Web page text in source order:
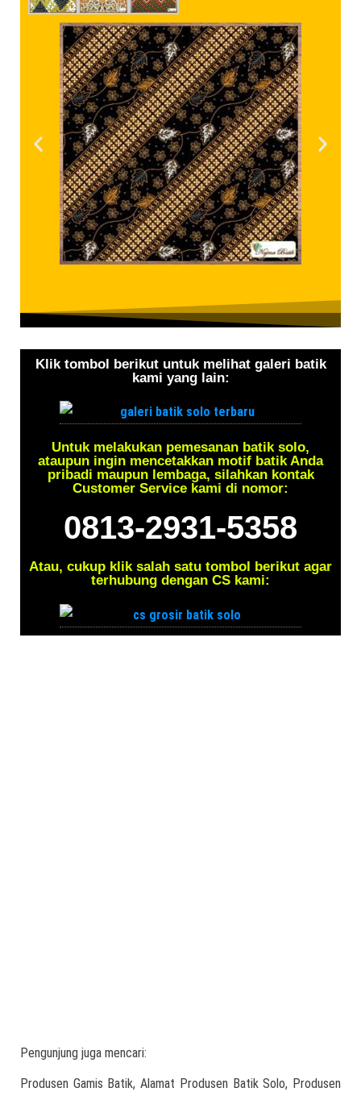
Klik tombol berikut untuk melihat galeri batik
kami yang lain:
Untuk melakukan pemesanan batik solo,
ataupun ingin mencetakkan motif batik Anda
pribadi maupun lembaga, silahkan kontak
Customer Service kami di nomor:
0813-2931-5358
Atau, cukup klik salah satu tombol berikut agar
terhubung dengan CS kami:
Pengunjung juga mencari:
Produsen Gamis Batik, Alamat Produsen Batik Solo, Produsen